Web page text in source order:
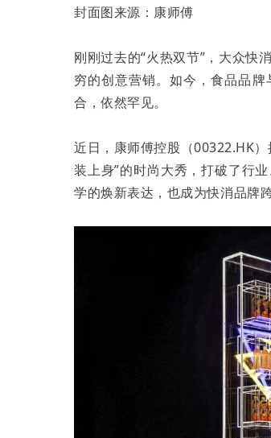
封面图来源：康师傅
刚刚过去的“火热双节”，大众快
穷的创意营销。如今，食品品
合，依然罕见。
近日，康师傅控股（00322.HK
装上身”的时尚大秀，打破了行
学的焕新表达，也成为快消品牌